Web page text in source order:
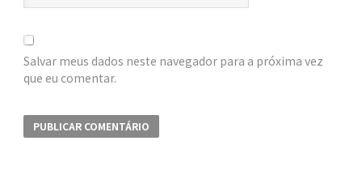
Salvar meus dados neste navegador para a próxima vez
que eu comentar.